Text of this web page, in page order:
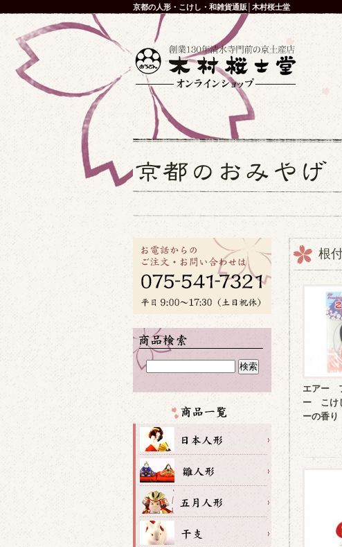
京都の人形・こけし・和雑貨通販│木村桜士堂
根
エアー
ー こけ
ーの香り